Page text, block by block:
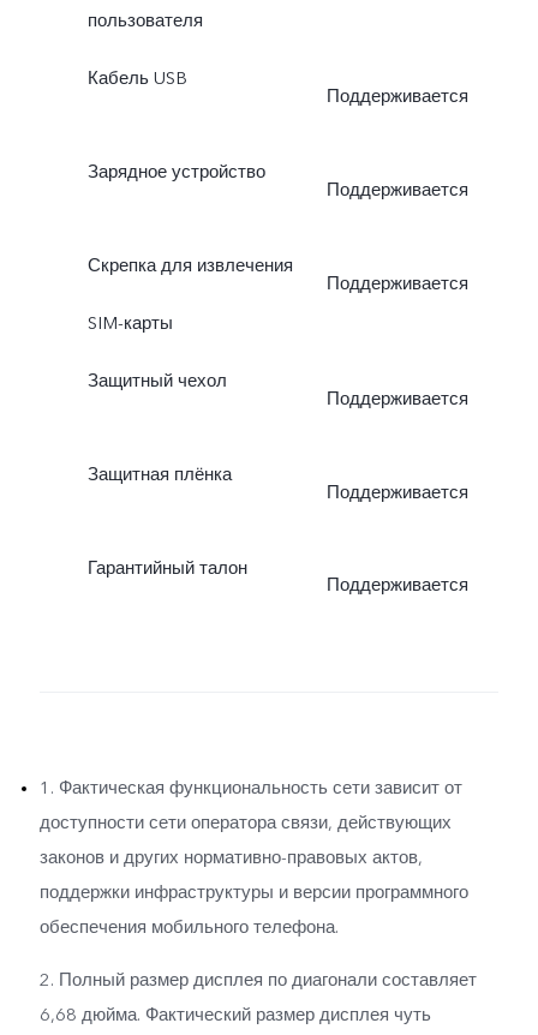
пользователя
Кабель USB
Поддерживается
Зарядное устройство
Поддерживается
Скрепка для извлечения
SIM-карты
Поддерживается
Защитный чехол
Поддерживается
Защитная плёнка
Поддерживается
Гарантийный талон
Поддерживается
1. Фактическая функциональность сети зависит от
доступности сети оператора связи, действующих
законов и других нормативно-правовых актов,
поддержки инфраструктуры и версии программного
обеспечения мобильного телефона.
2. Полный размер дисплея по диагонали составляет
6,68 дюйма. Фактический размер дисплея чуть